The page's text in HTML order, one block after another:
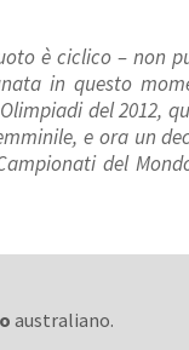
è ciclico – non
in questo
del 2012,
e ora un
del
australiano.